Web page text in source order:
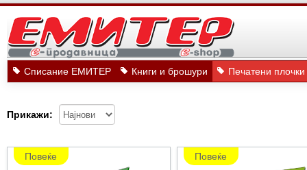
Списание ЕМИТЕР Книги и брошури Печатени
Прикажи:
Повеќе Повеќе